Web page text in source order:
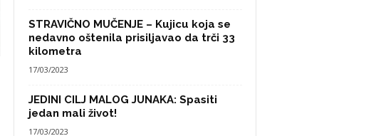
STRAVIČNO MUČENJE – Kujicu koja se
nedavno oštenila prisiljavao da trči 33
kilometra
17/03/2023
JEDINI CILJ MALOG JUNAKA: Spasiti
jedan mali život!
17/03/2023